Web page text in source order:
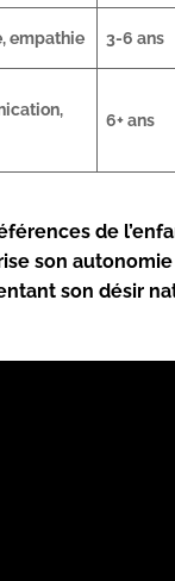
empathie 3-6 ans
6+ ans
de
son
son désir